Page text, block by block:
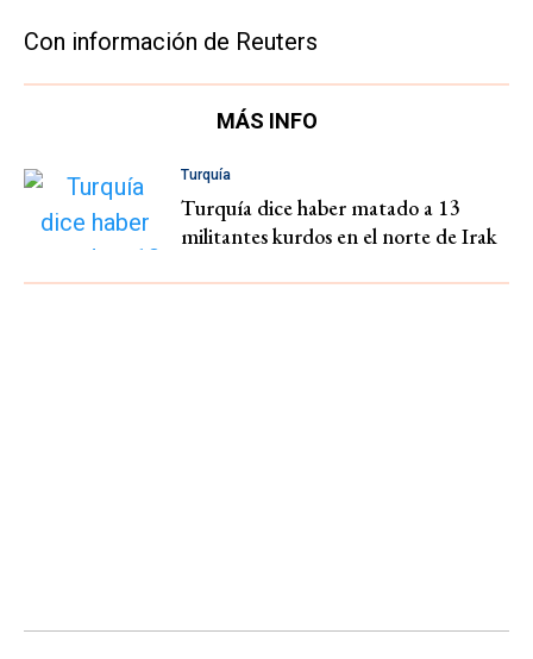
Con información de Reuters
MÁS INFO
Turquía
Turquía dice haber matado a 13
militantes kurdos en el norte de Irak